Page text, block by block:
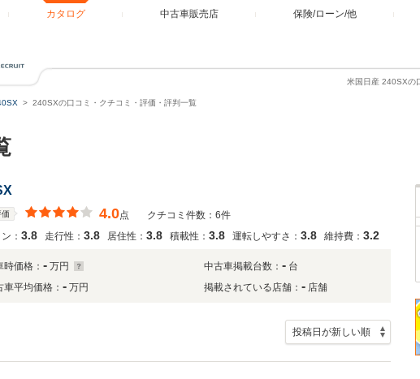
カタログ 中古車販売店 保険/ローン/他
米国日産 240SXの
240SXの口コミ・クチコミ・評価・評判一覧
4.0点
クチコミ件数：6件
： 3.8 走行性： 3.8 居住性： 3.8 積載性： 3.8 運転しやすさ： 3.8 維持費： 3.2
時価格： - 万円 中古車掲載台数： - 台
車平均価格： - 万円 掲載されている店舗： - 店舗